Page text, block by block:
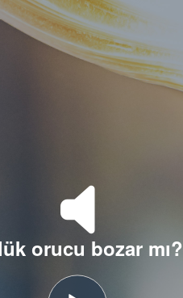
orucu bozar mı?